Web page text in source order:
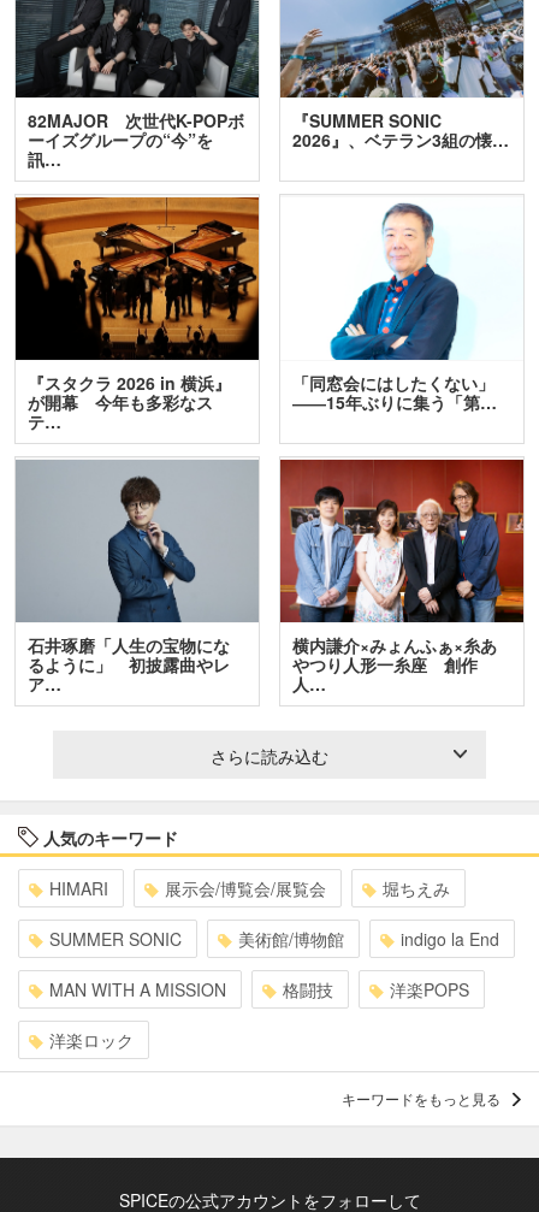
82MAJOR 次世代K-POPボ
ーイズグループの“今”を
訊…
『SUMMER SONIC
2026』、ベテラン3組の懐…
『スタクラ 2026 in 横浜』
が開幕 今年も多彩なス
テ…
「同窓会にはしたくない」
――15年ぶりに集う「第…
石井琢磨「人生の宝物にな
るように」 初披露曲やレ
ア…
横内謙介×みょんふぁ×糸あ
やつり人形一糸座 創作
人…
さらに読み込む
人気のキーワード
HIMARI 展示会/博覧会/展覧会 堀ちえみ
SUMMER SONIC 美術館/博物館 indigo la End
MAN WITH A MISSION 格闘技 洋楽POPS
洋楽ロック
キーワードをもっと見る
SPICEの公式アカウントをフォローして